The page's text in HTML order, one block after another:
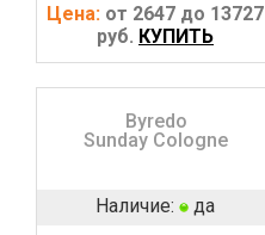
Цена: от 2647 до 13727
руб. КУПИТЬ
Byredo
Sunday Cologne
Наличие: да